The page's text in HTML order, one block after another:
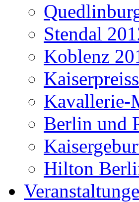
Stendal
Koblenz
Kavallerie-
Berlin und
Hilton